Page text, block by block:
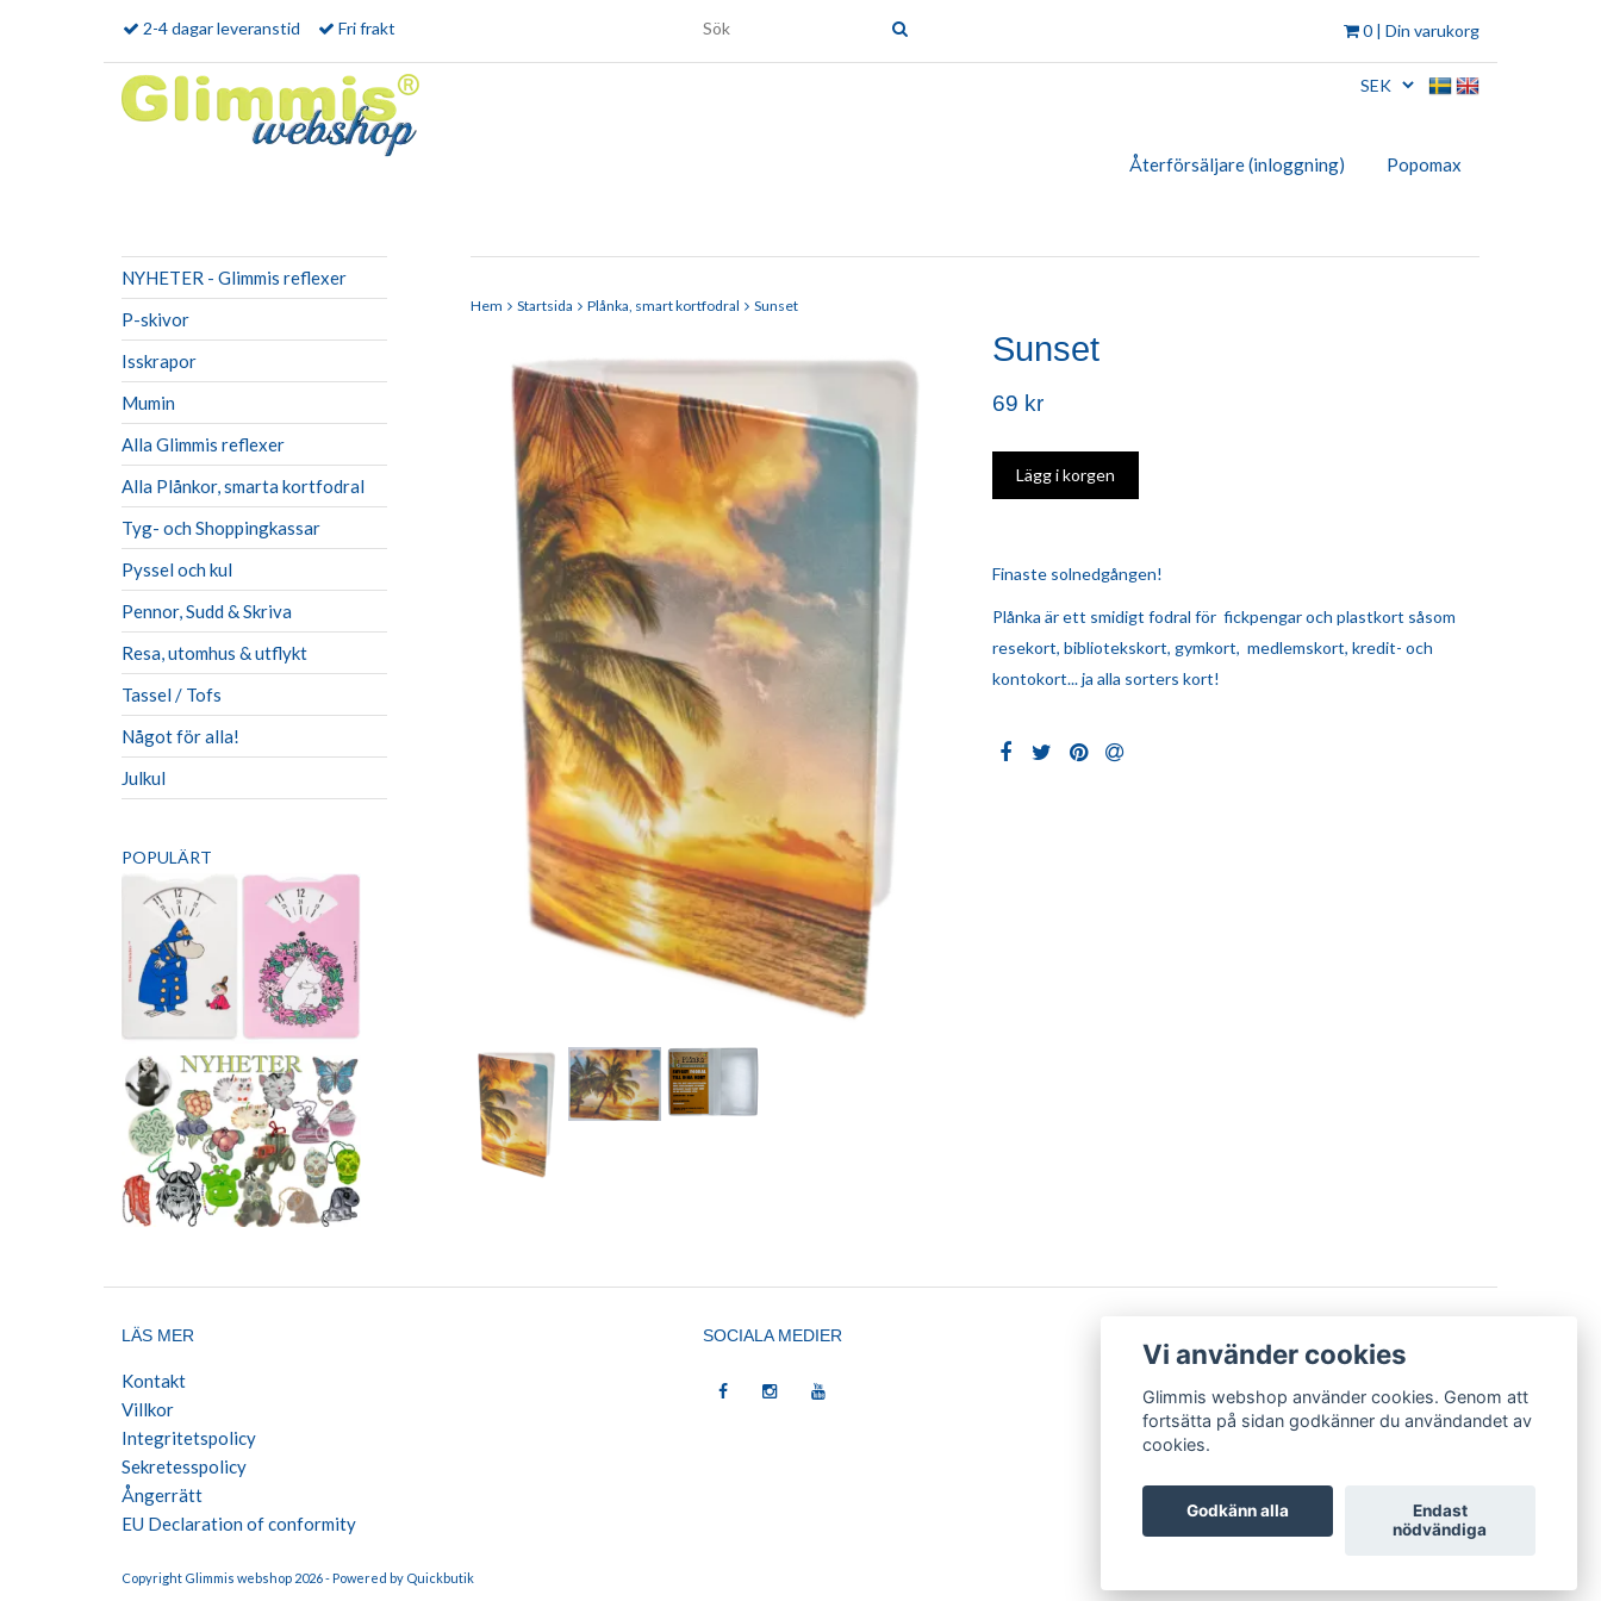
0 | Din varukorg
2-4 dagar leveranstid Fri frakt
Återförsäljare (inloggning) Popomax
NYHETER - Glimmis reflexer
P-skivor
Isskrapor
Mumin
Alla Glimmis reflexer
Alla Plånkor, smarta kortfodral
Tyg- och Shoppingkassar
Pyssel och kul
Pennor, Sudd & Skriva
Resa, utomhus & utflykt
Tassel / Tofs
Något för alla!
Julkul
POPULÄRT
Hem Startsida Plånka, smart kortfodral Sunset
Sunset
69 kr
Finaste solnedgången!
Plånka är ett smidigt fodral för fickpengar och plastkort såsom
resekort, bibliotekskort, gymkort, medlemskort, kredit- och
kontokort... ja alla sorters kort!
LÄS MER
Kontakt
Villkor
Integritetspolicy
Sekretesspolicy
Ångerrätt
EU Declaration of conformity
SOCIALA MEDIER
Copyright Glimmis webshop 2026 -Powered by Quickbutik
Vi använder cookies
Glimmis webshop använder cookies. Genom att
fortsätta på sidan godkänner du användandet av
cookies.
Godkänn alla
Endast
nödvändiga